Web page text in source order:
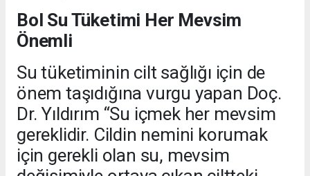
Bol Su Tüketimi Her Mevsim
Önemli
Su tüketiminin cilt sağlığı için de
önem taşıdığına vurgu yapan Doç.
Dr. Yıldırım “Su içmek her mevsim
gereklidir. Cildin nemini korumak
için gerekli olan su, mevsim